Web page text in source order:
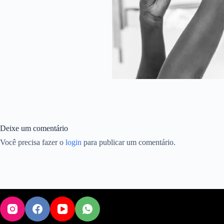
Deixe um comentário
Você precisa fazer o login para publicar um comentário.